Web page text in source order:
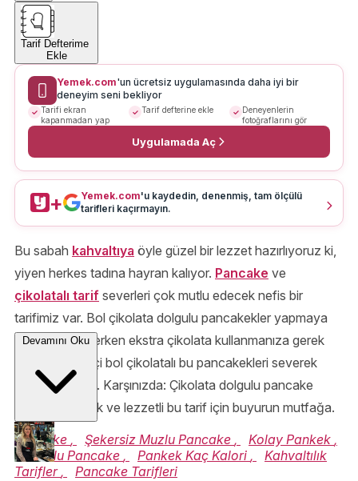
Tarif Defterime
Ekle
Yemek.com'un ücretsiz uygulamasında daha iyi bir
deneyim seni bekliyor
Tarifi ekran
kapanmadan yap
Tarif defterine ekle
Deneyenlerin
fotoğraflarını gör
Uygulamada Aç
+ Yemek.com'u kaydedin, denenmiş, tam ölçülü
tarifleri kaçırmayın.
Bu sabah kahvaltıya öyle güzel bir lezzet hazırlıyoruz ki,
yiyen herkes tadına hayran kalıyor. Pancake ve
çikolatalı tarif severleri çok mutlu edecek nefis bir
tarifimiz var. Bol çikolata dolgulu pancakekler yapmaya
ne dersiniz? Yerken ekstra çikolata kullanmanıza gerek
kalmayacak. İçi bol çikolatalı bu pancakekleri severek
tüketeceksiniz. Karşınızda: Çikolata dolgulu pancake
tarifi! Çok pratik ve lezzetli bu tarif için buyurun mutfağa.
Pancake , Şekersiz Muzlu Pancake , Kolay Pankek ,
Kakaolu Pancake , Pankek Kaç Kalori ,
Kahvaltılık
Tarifler, Pancake Tarifleri
Devamını Oku